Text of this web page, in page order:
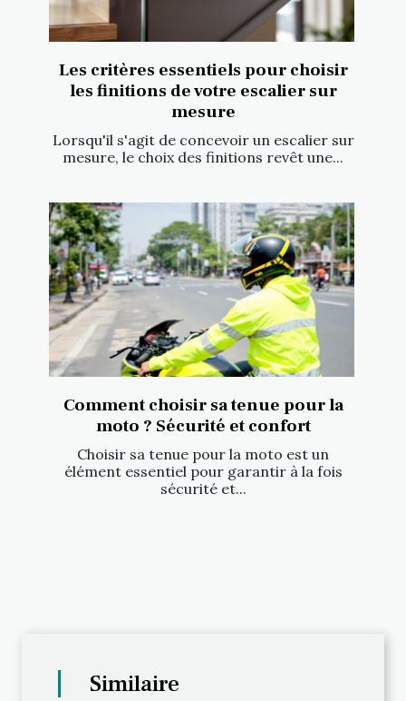
Les critères essentiels pour choisir
les finitions de votre escalier sur
mesure
Lorsqu'il s'agit de concevoir un escalier sur
mesure, le choix des finitions revêt une...
Comment choisir sa tenue pour la
moto ? Sécurité et confort
Choisir sa tenue pour la moto est un
élément essentiel pour garantir à la fois
sécurité et...
Similaire